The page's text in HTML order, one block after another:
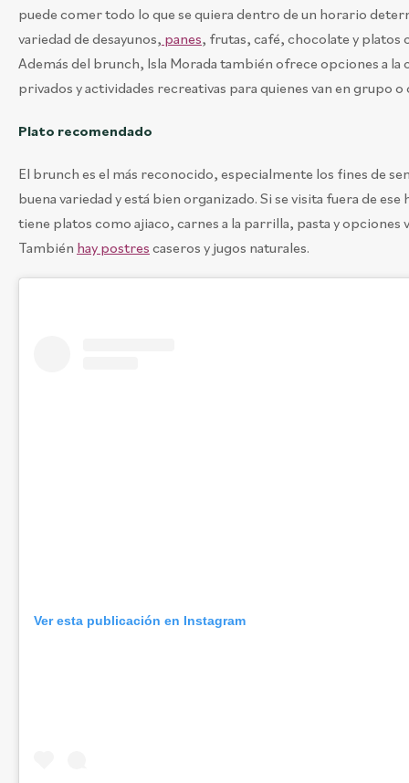
puede comer todo lo que se quiera dentro de un horario
variedad de desayunos, panes, frutas, café, chocolate y platos
Además del brunch, Isla Morada también ofrece opciones a la
privados y actividades recreativas para quienes van en grupo o
Plato recomendado
El brunch es el más reconocido, especialmente los fines de
buena variedad y está bien organizado. Si se visita fuera de
tiene platos como ajiaco, carnes a la parrilla, pasta y opciones
También hay postres caseros y jugos naturales.
Ver esta publicación en Instagram